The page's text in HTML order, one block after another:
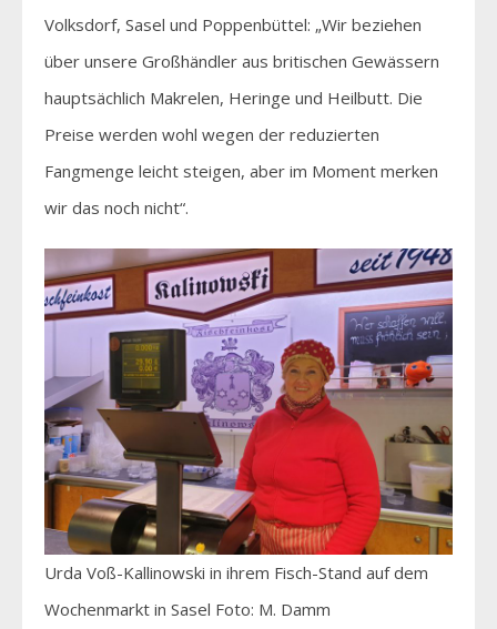
Volksdorf, Sasel und Poppenbüttel: „Wir beziehen
über unsere Großhändler aus britischen Gewässern
hauptsächlich Makrelen, Heringe und Heilbutt. Die
Preise werden wohl wegen der reduzierten
Fangmenge leicht steigen, aber im Moment merken
wir das noch nicht“.
Urda Voß-Kallinowski in ihrem Fisch-Stand auf dem
Wochenmarkt in Sasel Foto: M. Damm